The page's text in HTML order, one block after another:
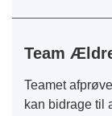
Team
Teamet
kan bidrage til